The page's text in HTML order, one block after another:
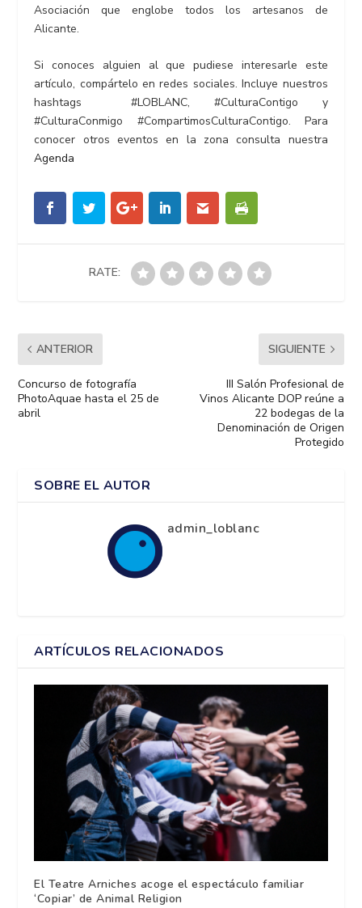
Asociación que englobe todos los artesanos de
Alicante.
Si conoces alguien al que pudiese interesarle este
artículo, compártelo en redes sociales.Incluye nuestros
hashtags #LOBLANC, #CulturaContigo y
#CulturaConmigo
#CompartimosCulturaContigo.
Para
conocer otros eventos en la zona consulta nuestra
Agenda
RATE:
ANTERIOR
Concurso de fotografía
PhotoAquae hasta el 25 de
abril
SIGUIENTE
III Salón Profesional de
Vinos Alicante DOP reúne a
22 bodegas de la
Denominación de Origen
Protegido
SOBRE EL AUTOR
admin_loblanc
ARTÍCULOS RELACIONADOS
El Teatre Arniches acoge el espectáculo familiar
‘Copiar’ de Animal Religion